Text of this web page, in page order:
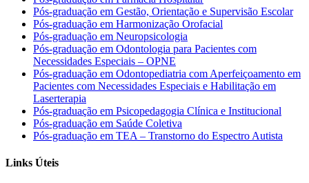
Pós-graduação em Gestão, Orientação e Supervisão Escolar
Pós-graduação em Harmonização Orofacial
Pós-graduação em Neuropsicologia
Pós-graduação em Odontologia para Pacientes com
Necessidades Especiais – OPNE
Pós-graduação em Odontopediatria com Aperfeiçoamento em
Pacientes com Necessidades Especiais e Habilitação em
Laserterapia
Pós-graduação em Psicopedagogia Clínica e Institucional
Pós-graduação em Saúde Coletiva
Pós-graduação em TEA – Transtorno do Espectro Autista
Links Úteis